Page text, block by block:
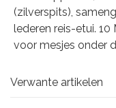
(zilverspits),
lederen reis-etui. 10
voor mesjes onder
Verwante artikelen